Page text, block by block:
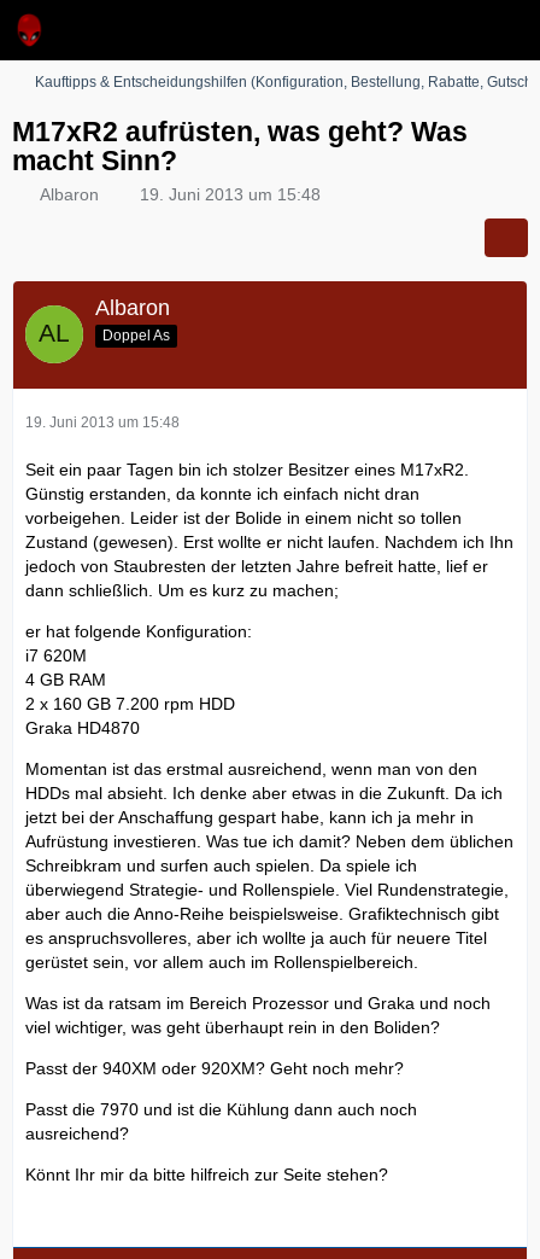
Kauftipps & Entscheidungshilfen (Konfiguration, Bestellung, Rabatte,
M17xR2 aufrüsten, was geht? Was
macht Sinn?
Albaron 19. Juni 2013 um 15:48
Albaron
Doppel As
19. Juni 2013 um 15:48
Seit ein paar Tagen bin ich stolzer Besitzer eines M17xR2.
Günstig erstanden, da konnte ich einfach nicht dran
vorbeigehen. Leider ist der Bolide in einem nicht so tollen
Zustand (gewesen). Erst wollte er nicht laufen. Nachdem ich Ihn
jedoch von Staubresten der letzten Jahre befreit hatte, lief er
dann schließlich. Um es kurz zu machen;
er hat folgende Konfiguration:
i7 620M
4 GB RAM
2 x 160 GB 7.200 rpm HDD
Graka HD4870
Momentan ist das erstmal ausreichend, wenn man von den
HDDs mal absieht. Ich denke aber etwas in die Zukunft. Da ich
jetzt bei der Anschaffung gespart habe, kann ich ja mehr in
Aufrüstung investieren. Was tue ich damit? Neben dem üblichen
Schreibkram und surfen auch spielen. Da spiele ich
überwiegend Strategie- und Rollenspiele. Viel Rundenstrategie,
aber auch die Anno-Reihe beispielsweise. Grafiktechnisch gibt
es anspruchsvolleres, aber ich wollte ja auch für neuere Titel
gerüstet sein, vor allem auch im Rollenspielbereich.
Was ist da ratsam im Bereich Prozessor und Graka und noch
viel wichtiger, was geht überhaupt rein in den Boliden?
Passt der 940XM oder 920XM? Geht noch mehr?
Passt die 7970 und ist die Kühlung dann auch noch
ausreichend?
Könnt Ihr mir da bitte hilfreich zur Seite stehen?